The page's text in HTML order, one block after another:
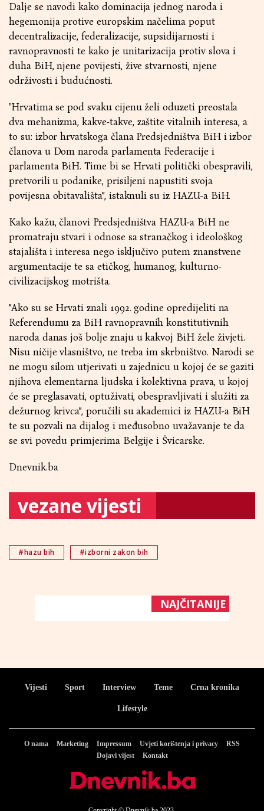
Dalje se navodi kako dominacija jednog naroda i
hegemonija protive europskim načelima poput
decentralizacije, federalizacije, supsidijarnosti i
ravnopravnosti te kako je unitarizacija protiv slova i
duha BiH, njene povijesti, žive stvarnosti, njene
održivosti i budućnosti.
"Hrvatima se pod svaku cijenu želi oduzeti preostala
dva mehanizma, kakve-takve, zaštite vitalnih interesa, a
to su: izbor hrvatskoga člana Predsjedništva BiH i izbor
članova u Dom naroda parlamenta Federacije i
parlamenta BiH. Time bi se Hrvati politički obespravili,
pretvorili u podanike, prisiljeni napustiti svoja
povijesna obitavališta”, istaknuli su iz HAZU-a BiH.
Kako kažu, članovi Predsjedništva HAZU-a BiH ne
promatraju stvari i odnose sa stranačkog i ideološkog
stajališta i interesa nego isključivo putem znanstvene
argumentacije te sa etičkog, humanog, kulturno-
civilizacijskog motrišta.
”Ako su se Hrvati znali 1992. godine opredijeliti na
Referendumu za BiH ravnopravnih konstitutivnih
naroda danas još bolje znaju u kakvoj BiH žele živjeti.
Nisu ničije vlasništvo, ne treba im skrbništvo. Narodi se
ne mogu silom utjerivati u zajednicu u kojoj će se gaziti
njihova elementarna ljudska i kolektivna prava, u kojoj
će se preglasavati, optuživati, obespravljivati i služiti za
dežurnog krivca”, poručili su akademici iz HAZU-a BiH
te su pozvali na dijalog i međusobno uvažavanje te da
se svi povedu primjerima Belgije i Švicarske.
Dnevnik.ba
vezane vijesti
#hazu bih #izborni zakon bih
NAJČITANIJE
Vijesti Sport Interview Teme Crna kronika
Lifestyle
O nama Marketing Impressum Uvjeti korištenja i privacy
RSS
Dojavi vijest
Kontakt